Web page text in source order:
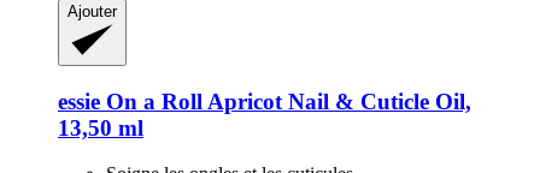
Ajouter
essie On a Roll Apricot Nail & Cuticle Oil,
13,50 ml